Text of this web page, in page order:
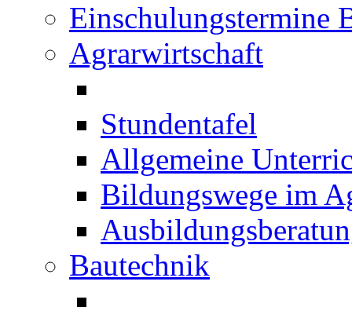
Einschulungstermine
Agrarwirtschaft
Stundentafel
Allgemeine
Bildungswege im
Bautechnik